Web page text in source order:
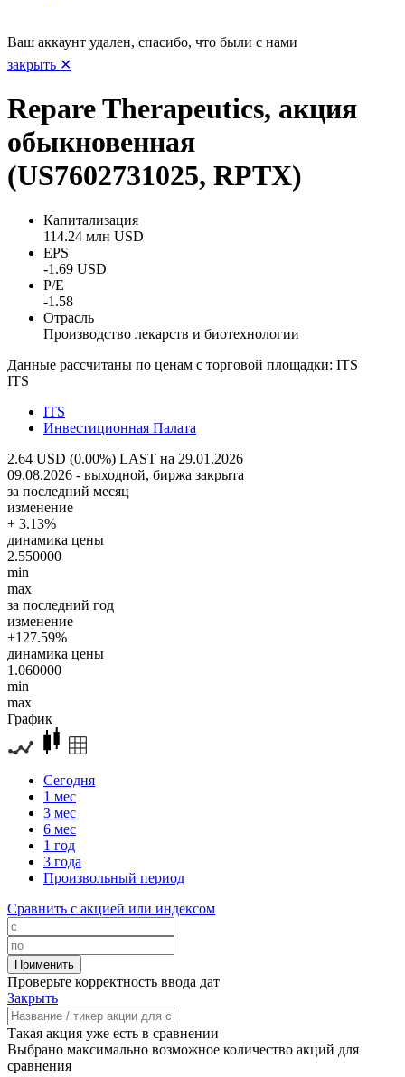
Ваш аккаунт удален, спасибо, что были с нами
закрыть ✕
Repare Therapeutics, акция
обыкновенная
(US7602731025, RPTX)
Капитализация
114.24 млн USD
EPS
-1.69 USD
P/E
-1.58
Отрасль
Производство лекарств и биотехнологии
Данные рассчитаны по ценам с торговой площадки: ITS
ITS
ITS
Инвестиционная Палата
2.64 USD (0.00%) LAST на 29.01.2026
09.08.2026 - выходной, биржа закрыта
за последний месяц
изменение
+ 3.13%
динамика цены
2.550000
min
max
за последний год
изменение
+127.59%
динамика цены
1.060000
min
max
График
Сегодня
1 мес
3 мес
6 мес
1 год
3 года
Произвольный период
Сравнить с акцией или индексом
Проверьте корректность ввода дат
Закрыть
Такая акция уже есть в сравнении
Выбрано максимально возможное количество акций для
сравнения